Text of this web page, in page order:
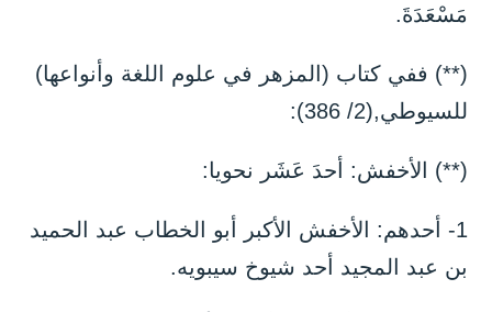
مَسْعَدَةَ.
(**) ففي كتاب (المزهر في علوم اللغة وأنواعها)
للسيوطي,(2/ 386):
(**) الأخفش: أحدَ عَشَر نحويا:
1- أحدهم: الأخفش الأكبر أبو الخطاب عبد الحميد
بن عبد المجيد أحد شيوخ سيبويه.